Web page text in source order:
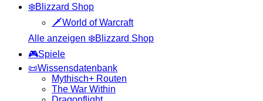
❄️Blizzard Shop
🗡️World of Warcraft
Alle anzeigen ❄️Blizzard Shop
🎮Spiele
📜Wissensdatenbank
Mythisch+ Routen
The War Within